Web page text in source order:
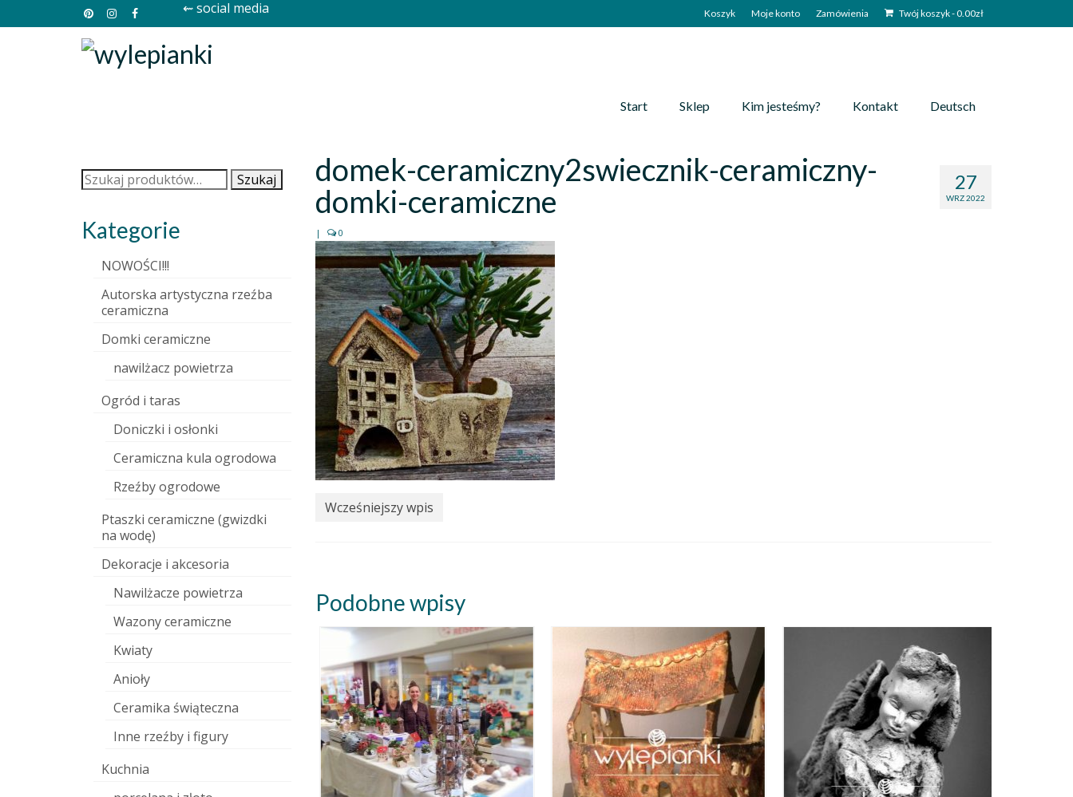
Koszyk Moje konto Zamówienia Twój koszyk-0.00zł
⇜ social media
Start Sklep Kim jesteśmy? Kontakt Deutsch
27
WRZ 2022
domek-ceramiczny2swiecznik-ceramiczny-
domki-ceramiczne
| 0
Wcześniejszy wpis
Podobne wpisy
Szukaj: Szukaj
Kategorie
NOWOŚCI!!!
Autorska artystyczna rzeźba
ceramiczna
Domki ceramiczne
nawilżacz powietrza
Ogród i taras
Doniczki i osłonki
Ceramiczna kula ogrodowa
Rzeźby ogrodowe
Ptaszki ceramiczne (gwizdki
na wodę)
Dekoracje i akcesoria
Nawilżacze powietrza
Wazony ceramiczne
Kwiaty
Anioły
Ceramika świąteczna
Inne rzeźby i figury
Kuchnia